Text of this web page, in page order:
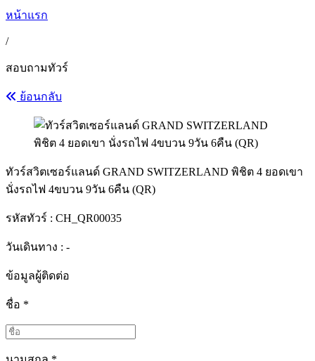
หน้าแรก
/
สอบถามทัวร์
ย้อนกลับ
ทัวร์สวิตเซอร์แลนด์ GRAND SWITZERLAND พิชิต 4 ยอดเขา
นั่งรถไฟ 4ขบวน 9วัน 6คืน (QR)
รหัสทัวร์ : CH_QR00035
วันเดินทาง : -
ข้อมูลผู้ติดต่อ
ชื่อ *